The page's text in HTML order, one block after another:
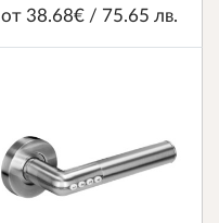
от 38.68€ / 75.65 лв.